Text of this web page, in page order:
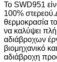
Το SWD951
100%
θερμοκρασία
να καλύψει
αδιάβροχων
βιομηχανικό
αδιάβροχη